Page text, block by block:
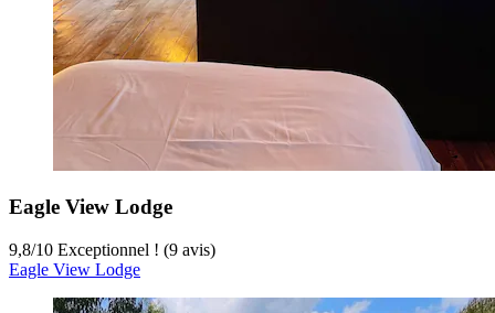
Eagle View Lodge
9,8/10 Exceptionnel ! (9 avis)
Eagle View Lodge